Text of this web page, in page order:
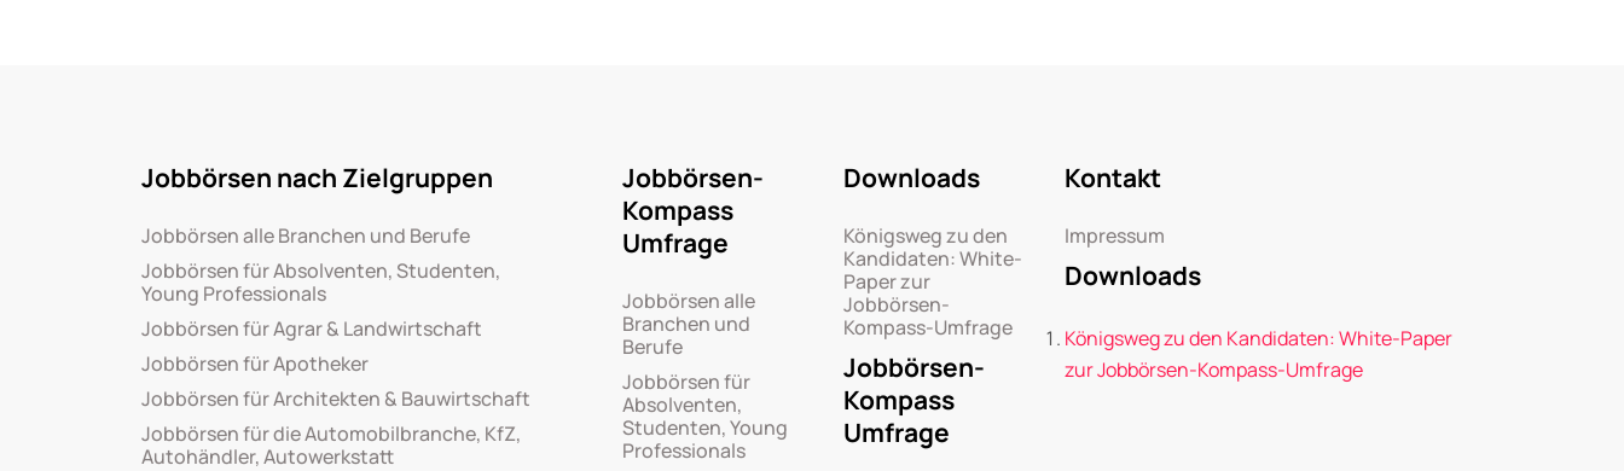
Jobbörsen nach Zielgruppen
Jobbörsen alle Branchen und Berufe
Jobbörsen für Absolventen, Studenten,
Young Professionals
Jobbörsen für Agrar & Landwirtschaft
Jobbörsen für Apotheker
Jobbörsen für Architekten & Bauwirtschaft
Jobbörsen für die Automobilbranche, KfZ,
Autohändler, Autowerkstatt
Jobbörsen-
Kompass
Umfrage
Jobbörsen alle
Branchen und
Berufe
Jobbörsen für
Absolventen,
Studenten, Young
Professionals
Downloads
Königsweg zu den
Kandidaten: White-
Paper zur
Jobbörsen-
Kompass-Umfrage
Jobbörsen-
Kompass
Umfrage
Kontakt
Impressum
Downloads
Königsweg zu den Kandidaten: White-Paper
zur Jobbörsen-Kompass-Umfrage